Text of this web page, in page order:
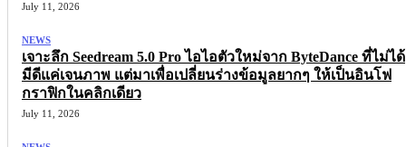
July 11, 2026
NEWS
เจาะลึก Seedream 5.0 Pro ไอไอตัวใหม่จาก ByteDance ที่ไม่ได้
มีดีแค่เจนภาพ แต่มาเพื่อเปลี่ยนร่างข้อมูลยากๆ ให้เป็นอินโฟ
กราฟิกในคลิกเดียว
July 11, 2026